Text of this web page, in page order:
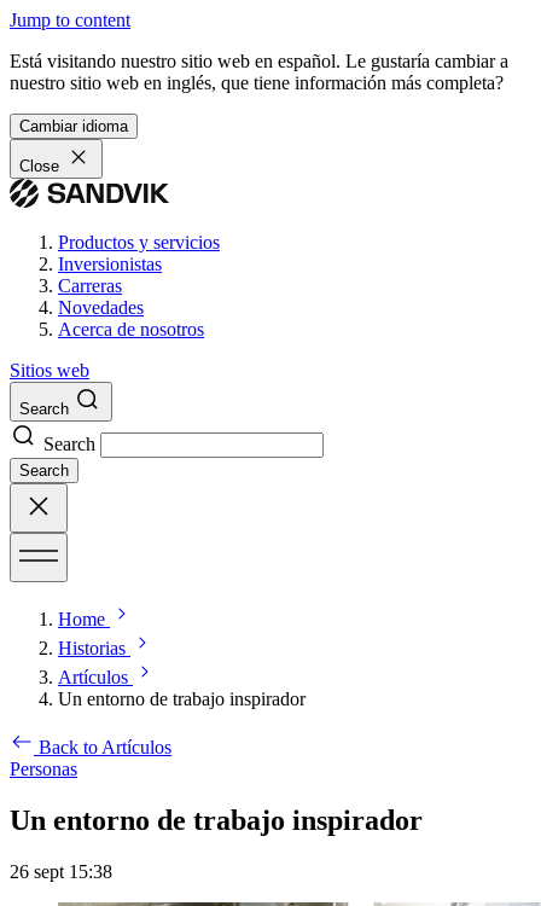
Jump to content
Está visitando nuestro sitio web en español. Le gustaría cambiar a
nuestro sitio web en inglés, que tiene información más completa?
Cambiar idioma
Close
Productos y servicios
Inversionistas
Carreras
Novedades
Acerca de nosotros
Sitios web
Search
Search
Search
Home
Historias
Artículos
Un entorno de trabajo inspirador
Back to Artículos
Personas
Un entorno de trabajo inspirador
26 sept 15:38